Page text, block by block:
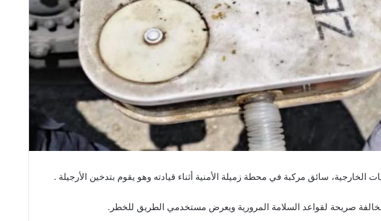
الخارجية، سائق مركبة في محطة زميلة الأمنية أثناء قيادته وهو يقوم بتدخين الأرجيلة .
صريحة لقواعد السلامة المرورية ويعرض مستخدمي الطريق للخطر.